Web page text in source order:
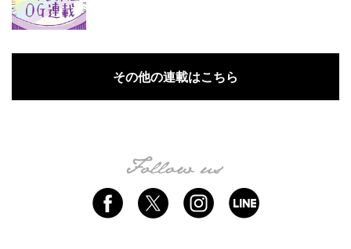
その他の連載はこちら